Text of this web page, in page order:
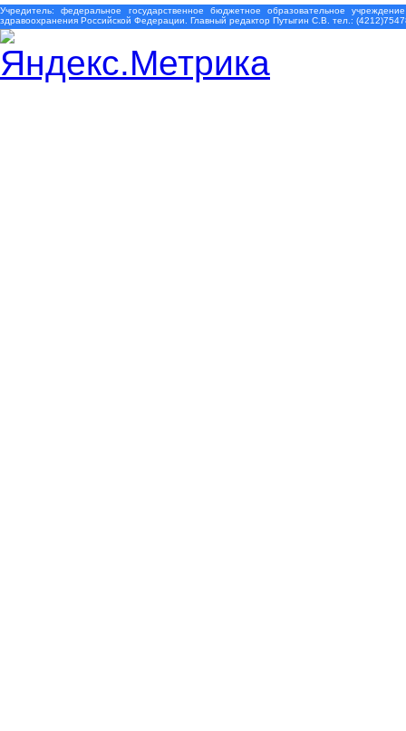
Учредитель: федеральное государственное бюджетное образовательное
здравоохранения Российской Федерации. Главный редактор Путыгин С.В. тел.: